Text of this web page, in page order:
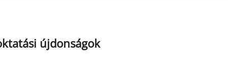
újdonságok